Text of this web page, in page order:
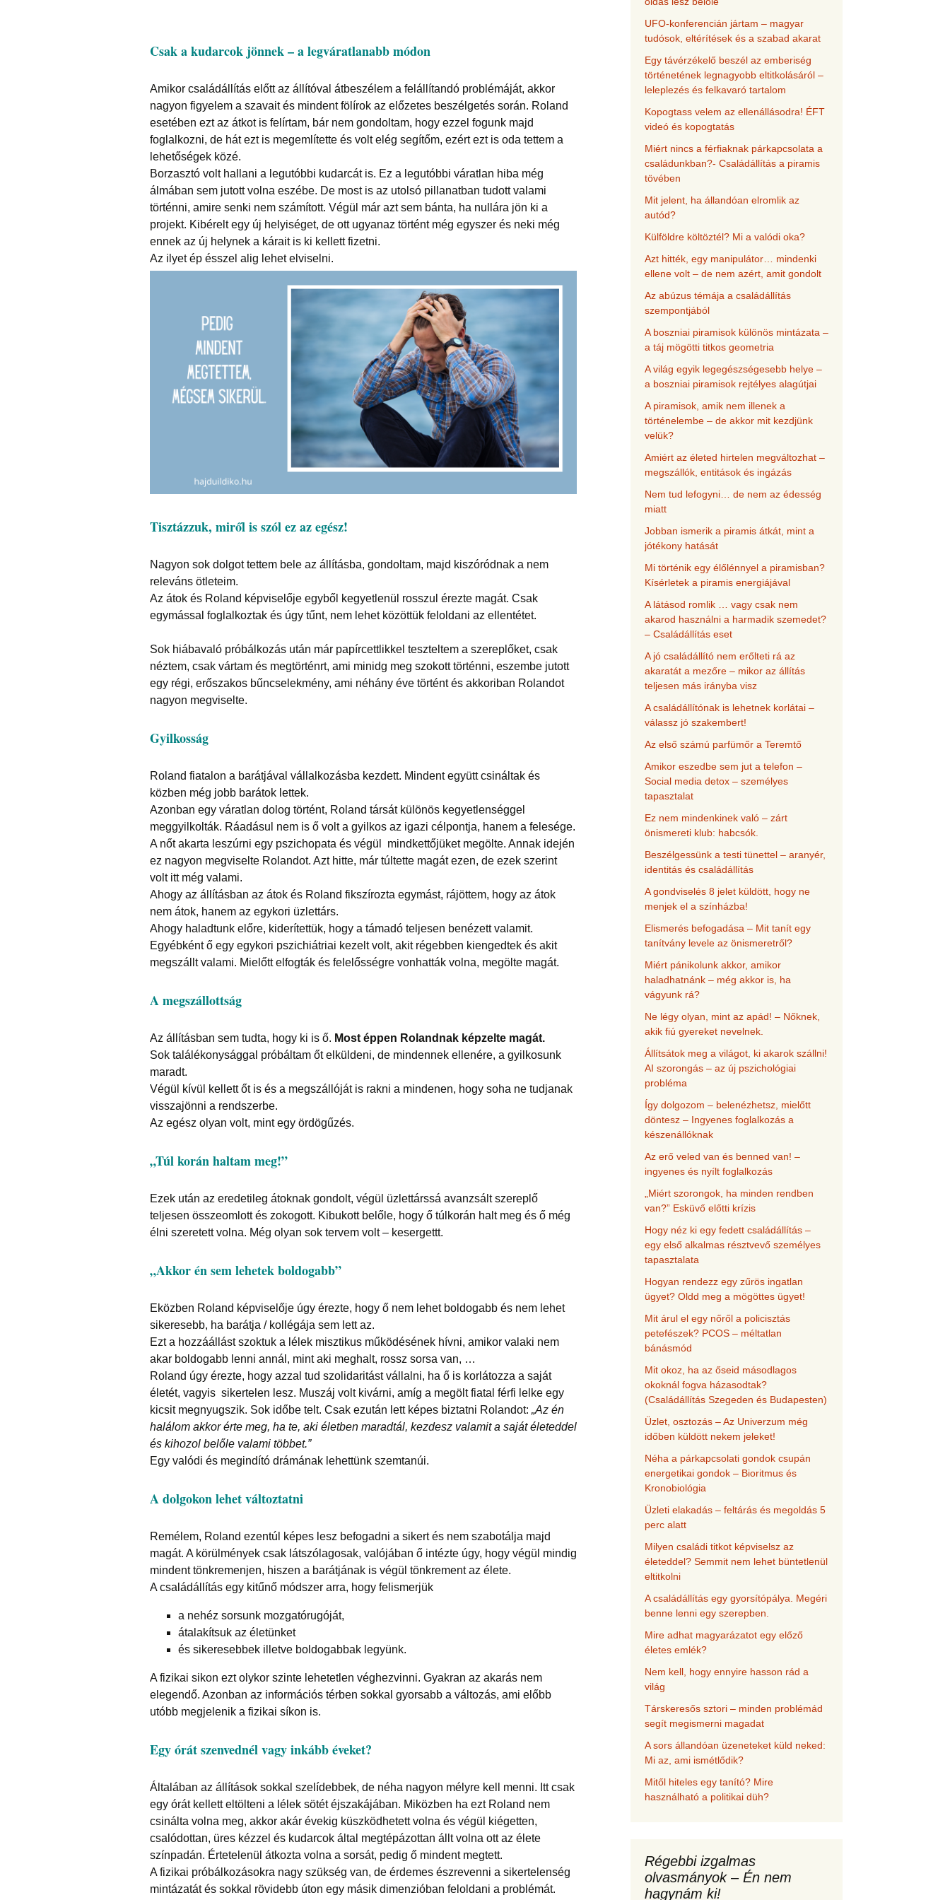
Csak a kudarcok jönnek – a legváratlanabb módon
Amikor családállítás előtt az állítóval átbeszélem a felállítandó problémáját, akkor
nagyon figyelem a szavait és mindent fölírok az előzetes beszélgetés során. Roland
esetében ezt az átkot is felírtam, bár nem gondoltam, hogy ezzel fogunk majd
foglalkozni, de hát ezt is megemlítette és volt elég segítőm, ezért ezt is oda tettem a
lehetőségek közé.
Borzasztó volt hallani a legutóbbi kudarcát is. Ez a legutóbbi váratlan hiba még
álmában sem jutott volna eszébe. De most is az utolsó pillanatban tudott valami
történni, amire senki nem számított. Végül már azt sem bánta, ha nullára jön ki a
projekt. Kibérelt egy új helyiséget, de ott ugyanaz történt még egyszer és neki még
ennek az új helynek a kárait is ki kellett fizetni.
Az ilyet ép ésszel alig lehet elviselni.
Tisztázzuk, miről is szól ez az egész!
Nagyon sok dolgot tettem bele az állításba, gondoltam, majd kiszóródnak a nem
releváns ötleteim.
Az átok és Roland képviselője egyből kegyetlenül rosszul érezte magát. Csak
egymással foglalkoztak és úgy tűnt, nem lehet közöttük feloldani az ellentétet.
Sok hiábavaló próbálkozás után már papírcettlikkel teszteltem a szereplőket, csak
néztem, csak vártam és megtörténrt, ami minidg meg szokott történni, eszembe jutott
egy régi, erőszakos bűncselekmény, ami néhány éve történt és akkoriban Rolandot
nagyon megviselte.
Gyilkosság
Roland fiatalon a barátjával vállalkozásba kezdett. Mindent együtt csináltak és
közben még jobb barátok lettek.
Azonban egy váratlan dolog történt, Roland társát különös kegyetlenséggel
meggyilkolták. Ráadásul nem is ő volt a gyilkos az igazi célpontja, hanem a felesége.
A nőt akarta leszúrni egy pszichopata és végül mindkettőjüket megölte. Annak idején
ez nagyon megviselte Rolandot. Azt hitte, már túltette magát ezen, de ezek szerint
volt itt még valami.
Ahogy az állításban az átok és Roland fikszírozta egymást, rájöttem, hogy az átok
nem átok, hanem az egykori üzlettárs.
Ahogy haladtunk előre, kiderítettük, hogy a támadó teljesen benézett valamit.
Egyébként ő egy egykori pszichiátriai kezelt volt, akit régebben kiengedtek és akit
megszállt valami. Mielőtt elfogták és felelősségre vonhatták volna, megölte magát.
A megszállottság
Az állításban sem tudta, hogy ki is ő. Most éppen Rolandnak képzelte magát.
Sok találékonysággal próbáltam őt elküldeni, de mindennek ellenére, a gyilkosunk
maradt.
Végül kívül kellett őt is és a megszállóját is rakni a mindenen, hogy soha ne tudjanak
visszajönni a rendszerbe.
Az egész olyan volt, mint egy ördögűzés.
„Túl korán haltam meg!”
Ezek után az eredetileg átoknak gondolt, végül üzlettárssá avanzsált szereplő
teljesen összeomlott és zokogott. Kibukott belőle, hogy ő túlkorán halt meg és ő még
élni szeretett volna. Még olyan sok tervem volt – kesergettt.
„Akkor én sem lehetek boldogabb”
Eközben Roland képviselője úgy érezte, hogy ő nem lehet boldogabb és nem lehet
sikeresebb, ha barátja / kollégája sem lett az.
Ezt a hozzáállást szoktuk a lélek misztikus működésének hívni, amikor valaki nem
akar boldogabb lenni annál, mint aki meghalt, rossz sorsa van, …
Roland úgy érezte, hogy azzal tud szolidaritást vállalni, ha ő is korlátozza a saját
életét, vagyis sikertelen lesz. Muszáj volt kivárni, amíg a megölt fiatal férfi lelke egy
kicsit megnyugszik. Sok időbe telt. Csak ezután lett képes biztatni Rolandot: „Az én
halálom akkor érte meg, ha te, aki életben maradtál, kezdesz valamit a saját életeddel
és kihozol belőle valami többet.”
Egy valódi és megindító drámának lehettünk szemtanúi.
A dolgokon lehet változtatni
Remélem, Roland ezentúl képes lesz befogadni a sikert és nem szabotálja majd
magát. A körülmények csak látszólagosak, valójában ő intézte úgy, hogy végül mindig
mindent tönkremenjen, hiszen a barátjának is végül tönkrement az élete.
A családállítás egy kitűnő módszer arra, hogy felismerjük
a nehéz sorsunk mozgatórugóját,
átalakítsuk az életünket
és sikeresebbek illetve boldogabbak legyünk.
A fizikai sikon ezt olykor szinte lehetetlen véghezvinni. Gyakran az akarás nem
elegendő. Azonban az információs térben sokkal gyorsabb a változás, ami előbb
utóbb megjelenik a fizikai síkon is.
Egy órát szenvednél vagy inkább éveket?
Általában az állítások sokkal szelídebbek, de néha nagyon mélyre kell menni. Itt csak
egy órát kellett eltölteni a lélek sötét éjszakájában. Miközben ha ezt Roland nem
csinálta volna meg, akkor akár évekig küszködhetett volna és végül kiégetten,
csalódottan, üres kézzel és kudarcok által megtépázottan állt volna ott az élete
színpadán. Értetelenül átkozta volna a sorsát, pedig ő mindent megtett.
A fizikai próbálkozásokra nagy szükség van, de érdemes észrevenni a sikertelenség
mintázatát és sokkal rövidebb úton egy másik dimenzióban feloldani a problémát.
UFO-konferencián jártam – magyar
tudósok, eltérítések és a szabad akarat
Egy távérzékelő beszél az emberiség
történetének legnagyobb eltitkolásáról –
leleplezés és felkavaró tartalom
Kopogtass velem az ellenállásodra! ÉFT
videó és kopogtatás
Miért nincs a férfiaknak párkapcsolata a
családunkban?- Családállítás a piramis
tövében
Mit jelent, ha állandóan elromlik az
autód?
Külföldre költöztél? Mi a valódi oka?
Azt hitték, egy manipulátor… mindenki
ellene volt – de nem azért, amit gondolt
Az abúzus témája a családállítás
szempontjából
A boszniai piramisok különös mintázata –
a táj mögötti titkos geometria
A világ egyik legegészségesebb helye –
a boszniai piramisok rejtélyes alagútjai
A piramisok, amik nem illenek a
történelembe – de akkor mit kezdjünk
velük?
Amiért az életed hirtelen megváltozhat –
megszállók, entitások és ingázás
Nem tud lefogyni… de nem az édesség
miatt
Jobban ismerik a piramis átkát, mint a
jótékony hatását
Mi történik egy élőlénnyel a piramisban?
Kísérletek a piramis energiájával
A látásod romlik … vagy csak nem
akarod használni a harmadik szemedet?
– Családállítás eset
A jó családállító nem erőlteti rá az
akaratát a mezőre – mikor az állítás
teljesen más irányba visz
A családállítónak is lehetnek korlátai –
válassz jó szakembert!
Az első számú parfümőr a Teremtő
Amikor eszedbe sem jut a telefon –
Social media detox – személyes
tapasztalat
Ez nem mindenkinek való – zárt
önismereti klub: habcsók.
Beszélgessünk a testi tünettel – aranyér,
identitás és családállítás
A gondviselés 8 jelet küldött, hogy ne
menjek el a színházba!
Elismerés befogadása – Mit tanít egy
tanítvány levele az önismeretről?
Miért pánikolunk akkor, amikor
haladhatnánk – még akkor is, ha
vágyunk rá?
Ne légy olyan, mint az apád! – Nőknek,
akik fiú gyereket nevelnek.
Állítsátok meg a világot, ki akarok szállni!
AI szorongás – az új pszichológiai
probléma
Így dolgozom – belenézhetsz, mielőtt
döntesz – Ingyenes foglalkozás a
készenállóknak
Az erő veled van és benned van! –
ingyenes és nyílt foglalkozás
„Miért szorongok, ha minden rendben
van?” Esküvő előtti krízis
Hogy néz ki egy fedett családállítás –
egy első alkalmas résztvevő személyes
tapasztalata
Hogyan rendezz egy zűrös ingatlan
ügyet? Oldd meg a mögöttes ügyet!
Mit árul el egy nőről a policisztás
petefészek? PCOS – méltatlan
bánásmód
Mit okoz, ha az őseid másodlagos
okoknál fogva házasodtak?
(Családállítás Szegeden és Budapesten)
Üzlet, osztozás – Az Univerzum még
időben küldött nekem jeleket!
Néha a párkapcsolati gondok csupán
energetikai gondok – Bioritmus és
Kronobiológia
Üzleti elakadás – feltárás és megoldás 5
perc alatt
Milyen családi titkot képviselsz az
életeddel? Semmit nem lehet büntetlenül
eltitkolni
A családállítás egy gyorsítópálya. Megéri
benne lenni egy szerepben.
Mire adhat magyarázatot egy előző
életes emlék?
Nem kell, hogy ennyire hasson rád a
világ
Társkeresős sztori – minden problémád
segít megismerni magadat
A sors állandóan üzeneteket küld neked:
Mi az, ami ismétlődik?
Mitől hiteles egy tanító? Mire
használható a politikai düh?
Régebbi izgalmas
olvasmányok – Én nem
hagynám ki!